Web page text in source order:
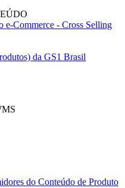
e-Commerce - Cross Selling
da GS1 Brasil
do Conteúdo de Produto